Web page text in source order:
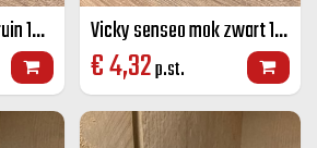
Vicky senseo mok bruin 19 CL Vicky senseo mok zwart 19 CL
€4,32p.st.